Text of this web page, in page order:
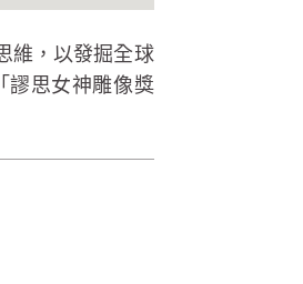
維，以發掘全球
謬思女神雕像獎